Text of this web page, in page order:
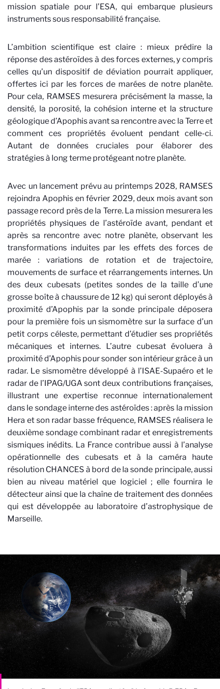
mission spatiale pour l’ESA, qui embarque plusieurs
instruments sous responsabilité française.
L’ambition scientifique est claire : mieux prédire la
réponse des astéroïdes à des forces externes, y compris
celles qu’un dispositif de déviation pourrait appliquer,
offertes ici par les forces de marées de notre planète.
Pour cela, RAMSES mesurera précisément la masse, la
densité, la porosité, la cohésion interne et la structure
géologique d’Apophis avant sa rencontre avec la Terre et
comment ces propriétés évoluent pendant celle-ci.
Autant de données cruciales pour élaborer des
stratégies à long terme protégeant notre planète.
Avec un lancement prévu au printemps 2028, RAMSES
rejoindra Apophis en février 2029, deux mois avant son
passage record près de la Terre. La mission mesurera les
propriétés physiques de l’astéroïde avant, pendant et
après sa rencontre avec notre planète, observant les
transformations induites par les effets des forces de
marée : variations de rotation et de trajectoire,
mouvements de surface et réarrangements internes. Un
des deux cubesats (petites sondes de la taille d’une
grosse boîte à chaussure de 12 kg) qui seront déployés à
proximité d’Apophis par la sonde principale déposera
pour la première fois un sismomètre sur la surface d’un
petit corps céleste, permettant d’étudier ses propriétés
mécaniques et internes. L’autre cubesat évoluera à
proximité d’Apophis pour sonder son intérieur grâce à un
radar. Le sismomètre développé à l’ISAE-Supaéro et le
radar de l’IPAG/UGA sont deux contributions françaises,
illustrant une expertise reconnue internationalement
dans le sondage interne des astéroïdes : après la mission
Hera et son radar basse fréquence, RAMSES réalisera le
deuxième sondage combinant radar et enregistrements
sismiques inédits. La France contribue aussi à l’analyse
opérationnelle des cubesats et à la caméra haute
résolution CHANCES à bord de la sonde principale, aussi
bien au niveau matériel que logiciel ; elle fournira le
détecteur ainsi que la chaîne de traitement des données
qui est développée au laboratoire d’astrophysique de
Marseille.